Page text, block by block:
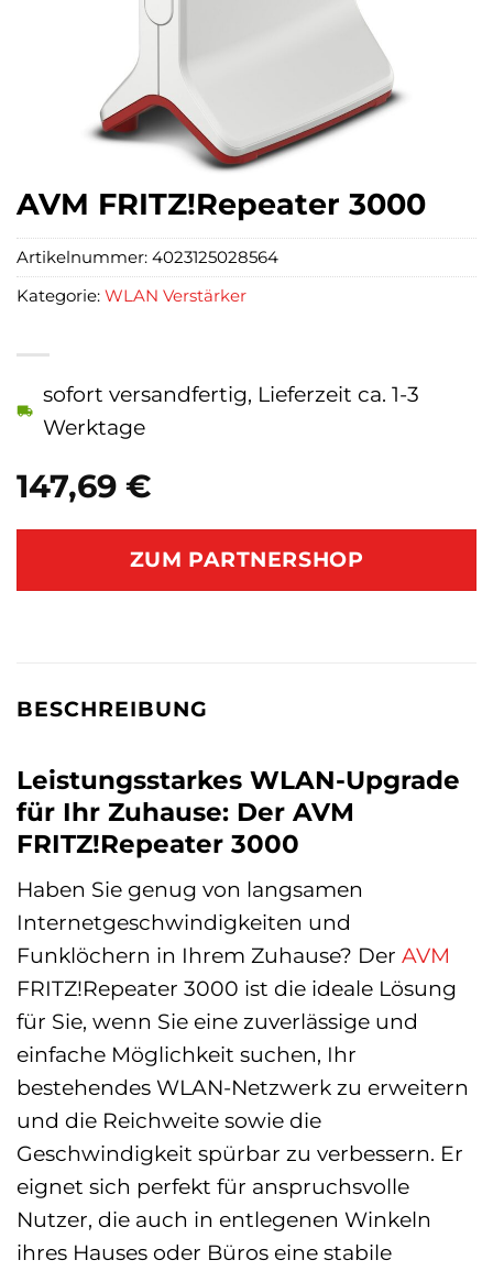
AVM FRITZ!Repeater 3000
147,69 €
sofort versandfertig, Lieferzeit ca. 1-3
Werktage
ZUM PARTNERSHOP
Artikelnummer: 4023125028564
Kategorie: WLAN Verstärker
BESCHREIBUNG
Leistungsstarkes WLAN-Upgrade
für Ihr Zuhause: Der AVM
FRITZ!Repeater 3000
Haben Sie genug von langsamen
Internetgeschwindigkeiten und
Funklöchern in Ihrem Zuhause? Der AVM
FRITZ!Repeater 3000 ist die ideale Lösung
für Sie, wenn Sie eine zuverlässige und
einfache Möglichkeit suchen, Ihr
bestehendes WLAN-Netzwerk zu erweitern
und die Reichweite sowie die
Geschwindigkeit spürbar zu verbessern. Er
eignet sich perfekt für anspruchsvolle
Nutzer, die auch in entlegenen Winkeln
ihres Hauses oder Büros eine stabile